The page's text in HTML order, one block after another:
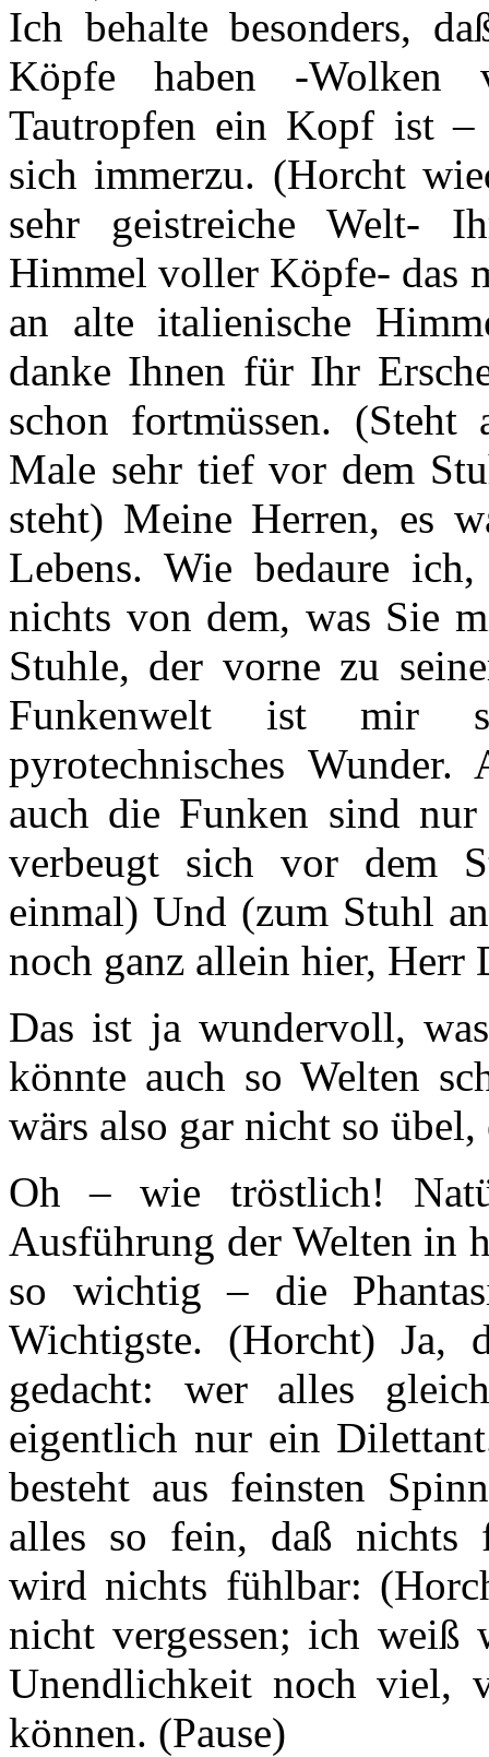
Ich behalte besonders,
Köpfe haben -
Tautropfen ein Kopf ist –
sich immerzu. (Horcht
sehr geistreiche Welt-
Himmel voller Köpfe- das
an alte italienische
danke Ihnen für Ihr
schon fortmüssen. (Steht
Male sehr tief vor dem
steht) Meine Herren, es
Lebens. Wie bedaure
nichts von dem, was Sie
Stuhle, der vorne zu
Funkenwelt ist mir
pyrotechnisches
auch die Funken sind
verbeugt sich vor dem
einmal) Und (zum Stuhl
noch ganz allein hier, Herr
Das ist ja wundervoll,
könnte auch so Welten
wärs also gar nicht so
Oh – wie tröstlich!
Ausführung der Welten in
so wichtig – die
Wichtigste. (Horcht) Ja,
gedacht: wer alles
eigentlich nur ein
besteht aus feinsten
alles so fein, daß nichts
wird­ nichts fühlbar:
nicht vergessen; ich
Unendlichkeit noch viel,
können. (Pause)